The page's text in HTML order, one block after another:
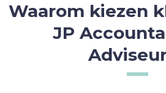
Waarom kiezen
JP